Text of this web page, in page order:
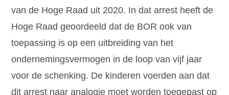
van de Hoge Raad uit 2020. In dat arrest heeft de
Hoge Raad geoordeeld dat de BOR ook van
toepassing is op een uitbreiding van het
ondernemingsvermogen in de loop van vijf jaar
voor de schenking. De kinderen voerden aan dat
dit arrest naar analogie moet worden toegepast op